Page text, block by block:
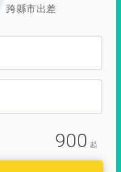
跨縣市出差
900 起